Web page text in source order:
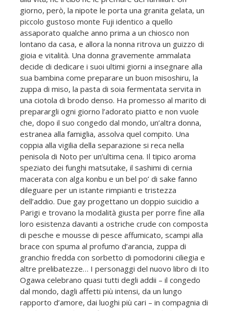
giorno, però, la nipote le porta una granita gelata, un
piccolo gustoso monte Fuji identico a quello
assaporato qualche anno prima a un chiosco non
lontano da casa, e allora la nonna ritrova un guizzo di
gioia e vitalità. Una donna gravemente ammalata
decide di dedicare i suoi ultimi giorni a insegnare alla
sua bambina come preparare un buon misoshiru, la
zuppa di miso, la pasta di soia fermentata servita in
una ciotola di brodo denso. Ha promesso al marito di
preparargli ogni giorno l’adorato piatto e non vuole
che, dopo il suo congedo dal mondo, un’altra donna,
estranea alla famiglia, assolva quel compito. Una
coppia alla vigilia della separazione si reca nella
penisola di Noto per un’ultima cena. Il tipico aroma
speziato dei funghi matsutake, il sashimi di cernia
macerata con alga konbu e un bel po’ di sake fanno
dileguare per un istante rimpianti e tristezza
dell’addio. Due gay progettano un doppio suicidio a
Parigi e trovano la modalità giusta per porre fine alla
loro esistenza davanti a ostriche crude con composta
di pesche e mousse di pesce affumicato, scampi alla
brace con spuma al profumo d’arancia, zuppa di
granchio fredda con sorbetto di pomodorini ciliegia e
altre prelibatezze… I personaggi del nuovo libro di Ito
Ogawa celebrano quasi tutti degli addii – il congedo
dal mondo, dagli affetti più intensi, da un lungo
rapporto d’amore, dai luoghi più cari – in compagnia di